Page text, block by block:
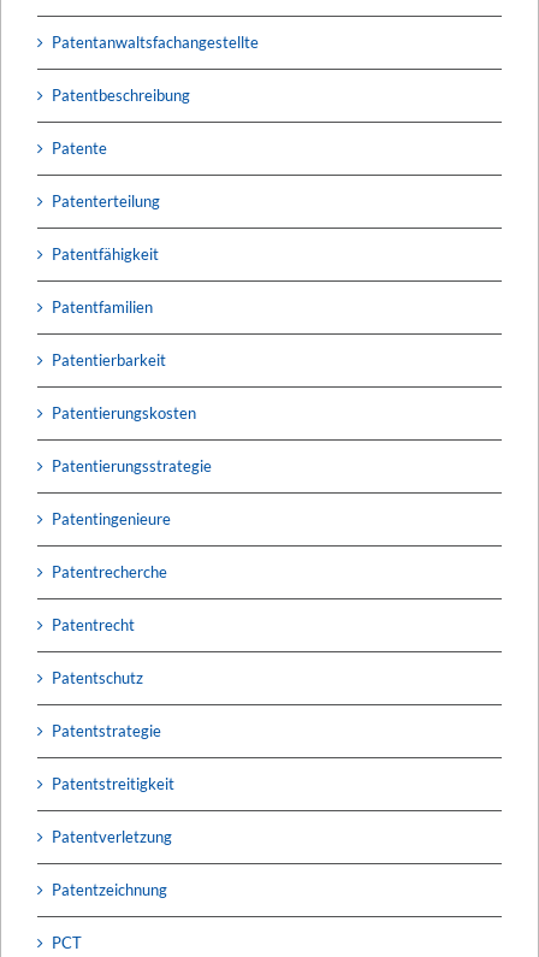
Patentanwaltsfachangestellte
Patentbeschreibung
Patente
Patenterteilung
Patentfähigkeit
Patentfamilien
Patentierbarkeit
Patentierungskosten
Patentierungsstrategie
Patentingenieure
Patentrecherche
Patentrecht
Patentschutz
Patentstrategie
Patentstreitigkeit
Patentverletzung
Patentzeichnung
PCT